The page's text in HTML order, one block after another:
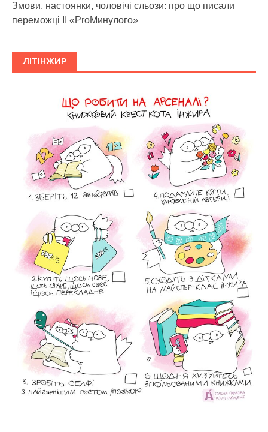
Змови, настоянки, чоловічі сльози: про що писали
переможці ІІ «ProМинулого»
ЛІТІНЖИР